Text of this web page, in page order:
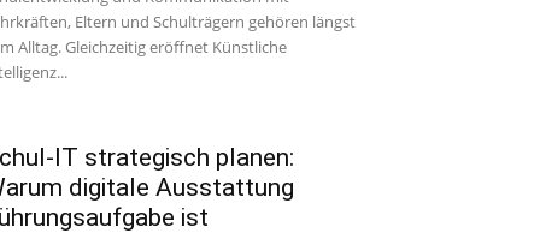
Eltern und Schulträgern gehören längst
Alltag. Gleichzeitig eröffnet Künstliche
IT strategisch planen:
digitale Ausstattung
ist